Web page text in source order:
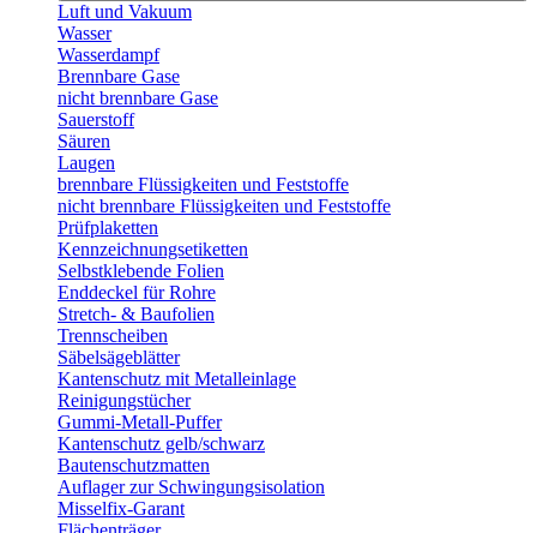
Luft und Vakuum
Wasser
Wasserdampf
Brennbare Gase
nicht brennbare Gase
Sauerstoff
Säuren
Laugen
brennbare Flüssigkeiten und Feststoffe
nicht brennbare Flüssigkeiten und Feststoffe
Prüfplaketten
Kennzeichnungsetiketten
Selbstklebende Folien
Enddeckel für Rohre
Stretch- & Baufolien
Trennscheiben
Säbelsägeblätter
Kantenschutz mit Metalleinlage
Reinigungstücher
Gummi-Metall-Puffer
Kantenschutz gelb/schwarz
Bautenschutzmatten
Auflager zur Schwingungsisolation
Misselfix-Garant